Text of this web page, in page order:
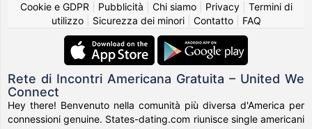
Cookie e GDPR
Pubblicità Chi siamo| Privacy| Termini di
utilizzo| Sicurezza dei minori| Contatto| FAQ
Rete di Incontri Americana Gratuita – United We
Connect
Hey there! Benvenuto nella comunità più diversa d'America per
connessioni genuine. States-dating.com riunisce single americani